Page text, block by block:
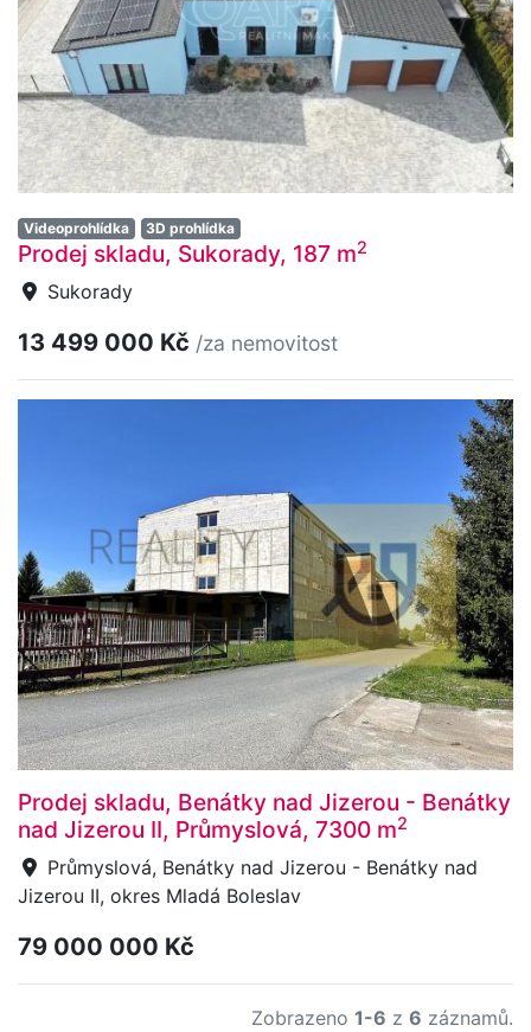
Videoprohlídka 3D prohlídka
Prodej skladu, Sukorady, 187 m2
Sukorady
13 499 000 Kč /za nemovitost
Prodej skladu, Benátky nad Jizerou - Benátky
nad Jizerou II, Průmyslová, 7300 m2
Průmyslová, Benátky nad Jizerou - Benátky nad
Jizerou II, okres Mladá Boleslav
79 000 000 Kč
Zobrazeno 1-6 z 6 záznamů.